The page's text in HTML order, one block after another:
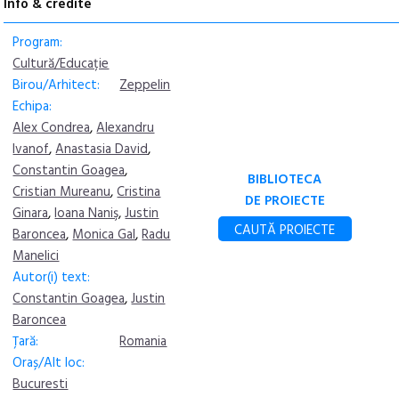
Info & credite
Program:
Cultură/Educație
Birou/Arhitect:
Zeppelin
Echipa:
Alex Condrea,Alexandru
Ivanof,Anastasia David,
Constantin Goagea,
Cristian Mureanu,Cristina
Ginara,Ioana Naniş,Justin
Baroncea,Monica Gal,Radu
Manelici
Autor(i) text:
Constantin Goagea,Justin
Baroncea
Țară:
Romania
Oraș/Alt loc:
Bucuresti
BIBLIOTECA
DE PROIECTE
CAUTĂ PROIECTE